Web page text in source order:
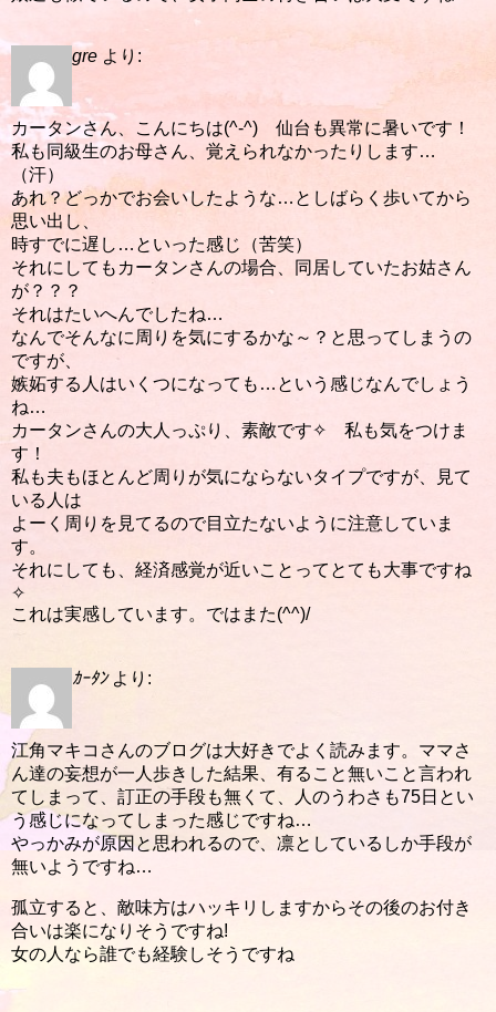
gre より:
カータンさん、こんにちは(^-^) 仙台も異常に暑いです！
私も同級生のお母さん、覚えられなかったりします…
（汗）
あれ？どっかでお会いしたような…としばらく歩いてから
思い出し、
時すでに遅し…といった感じ（苦笑）
それにしてもカータンさんの場合、同居していたお姑さん
が？？？
それはたいへんでしたね…
なんでそんなに周りを気にするかな～？と思ってしまうの
ですが、
嫉妬する人はいくつになっても…という感じなんでしょう
ね…
カータンさんの大人っぷり、素敵です✧ 私も気をつけま
す！
私も夫もほとんど周りが気にならないタイプですが、見て
いる人は
よーく周りを見てるので目立たないように注意していま
す。
それにしても、経済感覚が近いことってとても大事ですね
✧
これは実感しています。ではまた(^^)/
ｶｰﾀﾝ より:
江角マキコさんのブログは大好きでよく読みます。ママさ
ん達の妄想が一人歩きした結果、有ること無いこと言われ
てしまって、訂正の手段も無くて、人のうわさも75日とい
う感じになってしまった感じですね…
やっかみが原因と思われるので、凛としているしか手段が
無いようですね…
孤立すると、敵味方はハッキリしますからその後のお付き
合いは楽になりそうですね!
女の人なら誰でも経験しそうですね